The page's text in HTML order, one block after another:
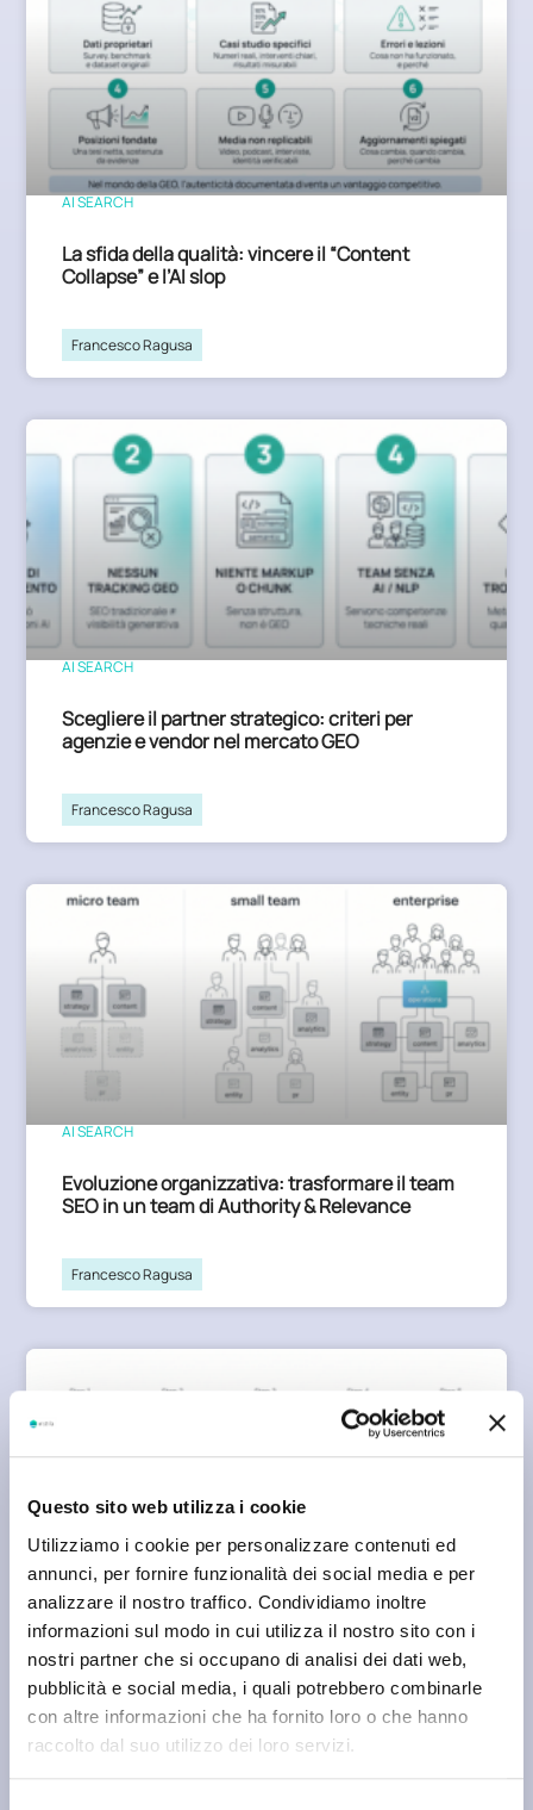
Questo sito web utilizza i cookie
Utilizziamo i cookie per personalizzare contenuti ed
annunci, per fornire funzionalità dei social media e per
analizzare il nostro traffico. Condividiamo inoltre
informazioni sul modo in cui utilizza il nostro sito con i
nostri partner che si occupano di analisi dei dati web,
pubblicità e social media, i quali potrebbero combinarle
con altre informazioni che ha fornito loro o che hanno
raccolto dal suo utilizzo dei loro servizi.
AI SEARCH
La sfida della qualità: vincere il “Content
Collapse” e l’AI slop
Francesco Ragusa
AI SEARCH
Scegliere il partner strategico: criteri per
agenzie e vendor nel mercato GEO
Francesco Ragusa
AI SEARCH
Evoluzione organizzativa: trasformare il team
SEO in un team di Authority & Relevance
Francesco Ragusa
AI SEARCH
Simulare il sistema: ottenere insight attraverso
il Reverse Engineering della GEO
Francesco Ragusa